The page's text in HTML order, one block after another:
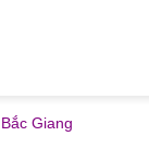
Giang